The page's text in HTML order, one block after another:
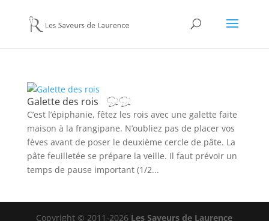
Galette des rois
C’est l’épiphanie, fêtez les rois avec une galette faite
maison à la frangipane. N’oubliez pas de placer vos
fèves avant de poser le deuxième cercle de pâte. La
pâte feuilletée se prépare la veille. Il faut prévoir un
temps de pause important (1/2...
Copyright © 2011-2026 Les Saveurs de Laurence